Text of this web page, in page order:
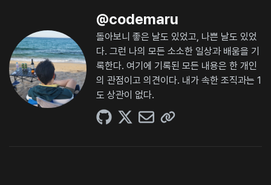
@codemaru
돌아보니 좋은 날도 있었고, 나쁜 날도 있었
다. 그런 나의 모든 소소한 일상과 배움을 기
록한다. 여기에 기록된 모든 내용은 한 개인
의 관점이고 의견이다. 내가 속한 조직과는 1
도 상관이 없다.